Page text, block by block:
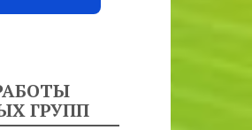
ГРУПП